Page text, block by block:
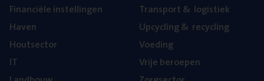
Finan­ci­ë­le instellingen
Haven
Hout­sec­tor
IT
Trans­port& logistiek
Upcy­cling& recycling
Voe­ding
Vrije beroe­pen